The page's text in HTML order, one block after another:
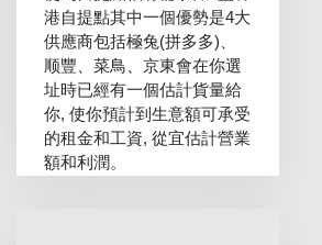
港自提點其中一個優勢是4大
供應商包括極兔(拼多多)、
顺豐、菜鳥、京東會在你選
址時已經有一個估計貨量給
你, 使你預計到生意額可承受
的租金和工資, 從宜估計營業
額和利潤。